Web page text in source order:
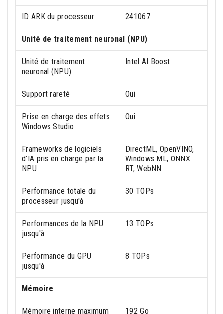
ID ARK du processeur 241067
Unité de traitement neuronal (NPU)
Unité de traitement
neuronal (NPU)
Intel AI Boost
Support rareté Oui
Prise en charge des effets
Windows Studio
Oui
Frameworks de logiciels
d'IA pris en charge par la
NPU
DirectML, OpenVINO,
Windows ML, ONNX
RT, WebNN
Performance totale du
processeur jusqu'à
30 TOPs
Performances de la NPU
jusqu'à
13 TOPs
Performance du GPU
jusqu'à
8 TOPs
Mémoire
Mémoire interne maximum 192 Go